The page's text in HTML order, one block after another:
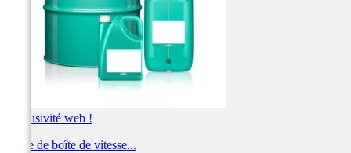
Exclusivité web !
Huile de boîte de vitesse...